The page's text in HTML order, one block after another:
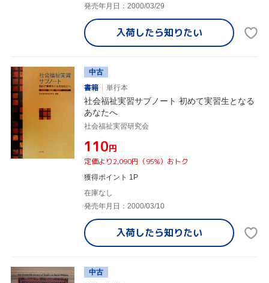
発売年月日：2000/03/29
入荷したら知りたい
中古
書籍
単行本
社会福祉実習サブノート 初めて実習生となる
あなたへ
社会福祉実習研究会
¥110円
定価より2,090円（95%）おトク
獲得ポイント 1P
在庫なし
発売年月日：2000/03/10
入荷したら知りたい
中古